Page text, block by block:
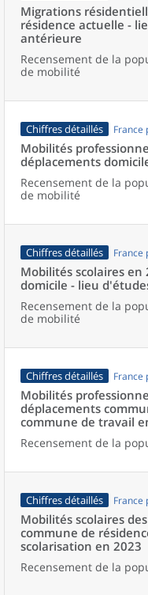
Migrations
résidence actuelle -
antérieure
Recensement de la
de mobilité
Chiffres détaillés France
Mobilités
déplacements
Recensement de la
de mobilité
Chiffres détaillés France
Mobilités scolaires en
domicile - lieu
Recensement de la
de mobilité
Chiffres détaillés France
Mobilités
déplacements
commune de travail
Recensement de la
Chiffres détaillés France
Mobilités scolaires
commune de
scolarisation en 2023
Recensement de la